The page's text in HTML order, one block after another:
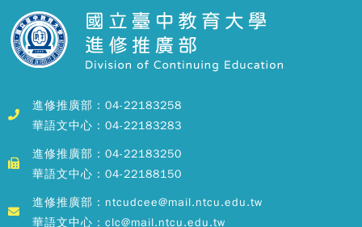
進修推廣部：04-22183258
華語文中心：04-22183283
進修推廣部：04-22183250
華語文中心：04-22188150
進修推廣部：ntcudcee@mail.ntcu.edu.tw
華語文中心：clc@mail.ntcu.edu.tw